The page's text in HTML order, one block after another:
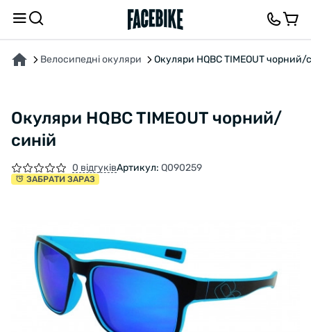
Велосипедні окуляри Окуляри HQBC TIMEOUT чорний/
Окуляри HQBC TIMEOUT чорний/
синій
0 відгуківАртикул: Q090259
ЗАБРАТИ ЗАРАЗ
ПРО ТОВАР ХАРАКТЕРИСТИКИОПИС ВІДГУКИ ТА ЗАПИТАННЯ